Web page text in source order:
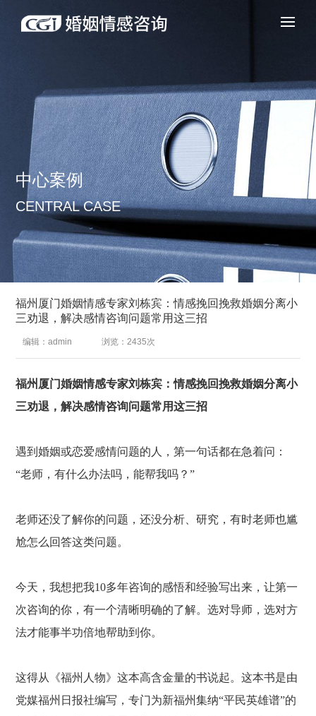
中心案例
CENTRAL CASE
福州厦门婚姻情感专家刘栋宾：情感挽回挽救婚姻分离小
三劝退，解决感情咨询问题常用这三招
编辑：admin 浏览：2435次
福州厦门婚姻情感专家刘栋宾 ：情感挽回挽救婚姻分离小
三劝退，解决感情咨询问题常用这三招
遇到婚姻或恋爱感情问题的人，第一句话都在急着问：
“老师，有什么办法吗，能帮我吗？”
老师还没了解你的问题，还没分析、研究，有时老师也尴
尬怎么回答这类问题。
今天，我想把我10多年咨询的感悟和经验写出来，让第一
次咨询的你，有一个清晰明确的了解。选对导师，选对方
法才能事半功倍地帮助到你。
这得从《福州人物》这本高含金量的书说起。这本书是由
党媒福州日报社编写，专门为新福州集纳“平民英雄谱”的